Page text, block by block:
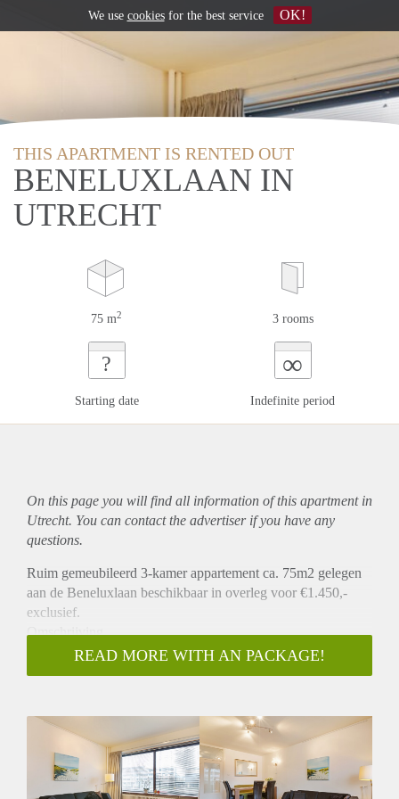
THIS APARTMENT IS RENTED OUT
BENELUXLAAN IN
UTRECHT
75 m2 3 rooms
?
Starting date
∞
Indefinite period
On this page you will find all information of this apartmentin
Utrecht. You can contact the advertiser if you have any
questions.
Ruim gemeubileerd 3-kamer appartement ca. 75m2 gelegen
aan de Beneluxlaan beschikbaar in overleg voor €1.450,-
exclusief.
Omschrijving
Dit volledig gemeubileerde appartement is gelegen op 1e
verdieping van een appartementencomplex.
v.v. diverse inbouwapparatuur zoals een cooker, koelkast,
vriezer, vaatwasser, oven, magnetron, inductieplaat en
wasmachine/ droger combinatie. Het appartement heeft een
ruime slaapkamer een kleine logeer/werkkamer. De moderne
READ MORE WITH AN PACKAGE!
We use cookiesfor the best service OK!